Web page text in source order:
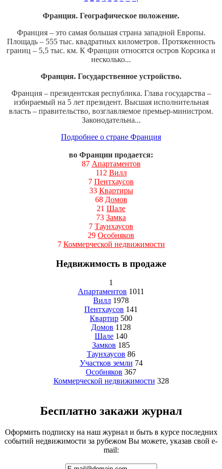
Франция. Географическое положение.
Франция – это самая большая страна западной Европы.
Площадь – 555 тыс. квадратных километров. Протяженность
границ – 5,5 тыс. км. К Франции относятся остров Корсика и
несколько...
Франция. Государственное устройство.
Франция – президентская республика. Глава государства –
избираемый на 5 лет президент. Высшая исполнительная
власть – правительство, возглавляемое премьер-министром.
Законодательна...
Подробнее о стране Франция
во Франции продается:
87 Апартаментов
112 Вилл
7 Пентхаусов
33 Квартиры
68 Домов
21 Шале
73 Замка
7 Таунхаусов
29 Особняков
7 Коммерческой недвижимости
Недвижимость в продаже
1
Апартаментов 1011
Вилл 1978
Пентхаусов 141
Квартир 500
Домов 1128
Шале 140
Замков 185
Таунхаусов 86
Участков земли 74
Особняков 367
Коммерческой недвижимости 328
Бесплатно закажи журнал
Оформить подписку на наш журнал и быть в курсе последних
событий недвижимости за рубежом Вы можете, указав свой e-
mail: